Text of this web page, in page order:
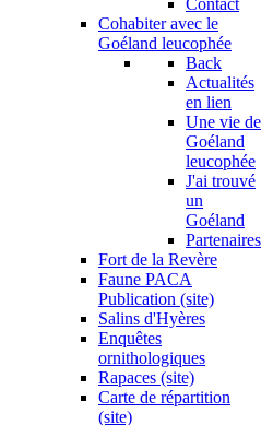
Contact
Cohabiter avec le
Goéland leucophée
Back
Actualités
en lien
Une vie de
Goéland
leucophée
J'ai trouvé
un
Goéland
Partenaires
Fort de la Revère
Faune PACA
Publication (site)
Salins d'Hyères
Enquêtes
ornithologiques
Rapaces (site)
Carte de répartition
(site)